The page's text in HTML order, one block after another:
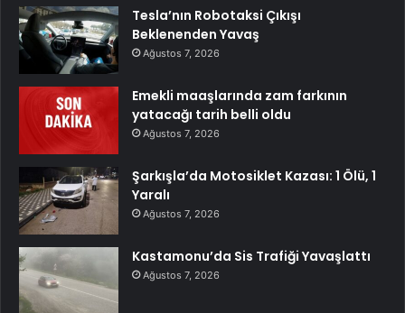
Tesla’nın Robotaksi Çıkışı
Beklenenden Yavaş
Ağustos 7, 2026
Emekli maaşlarında zam farkının
yatacağı tarih belli oldu
Ağustos 7, 2026
Şarkışla’da Motosiklet Kazası: 1 Ölü, 1
Yaralı
Ağustos 7, 2026
Kastamonu’da Sis Trafiği Yavaşlattı
Ağustos 7, 2026